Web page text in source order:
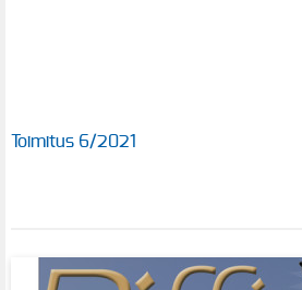
Toimitus 6/2021